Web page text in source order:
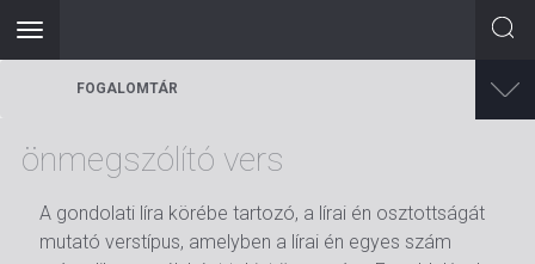
Toggle
navigation
FOGALOMTÁR
önmegszólító vers
A gondolati líra körébe tartozó, a lírai én osztottságát
mutató verstípus, amelyben a lírai én egyes szám